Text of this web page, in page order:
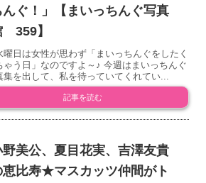
んぐ！」【まいっちんぐ写真
359】
曜日は女性が思わず「まいっちんぐをしたく
ゃう日」なのですよ～♪ 今週はまいっちんぐ
集を出して、私を待っていてくれてい...
記事を読む
野美公、夏目花実、吉澤友貴
恵比寿★マスカッツ仲間がト